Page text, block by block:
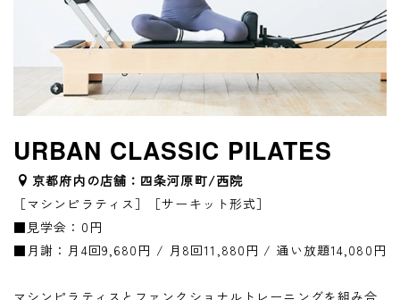
URBAN CLASSIC PILATES
京都府内の店舗：四条河原町/西院
［マシンピラティス］［サーキット形式］
■見学会：0円
■月謝：月4回9,680円 / 月8回11,880円 / 通い放題14,080円